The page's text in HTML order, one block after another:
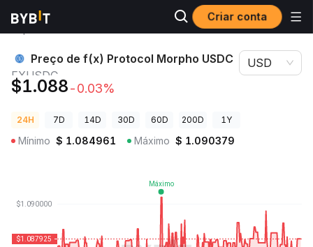
Criar conta
Preços de
Preço de f(x) Protocol Morpho USDC
Preço de f(x) Protocol Morpho USDC
FXUSDC
$1.088-0.03%
USD
24H 7D 14D 30D 60D 200D 1Y
Mínimo $ 1.084961 Máximo $ 1.090379